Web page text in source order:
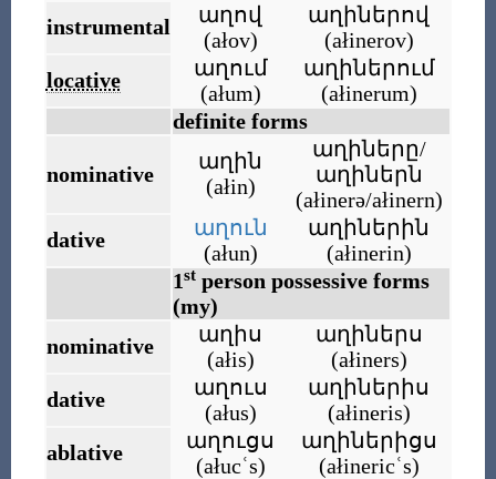
instrumental
աղով
(ałov)
աղիներով
(ałinerov)
locative
աղում
(ałum)
աղիներում
(ałinerum)
definite forms
nominative
աղին
(ałin)
աղիները/
աղիներն
(ałinerə/ałinern)
dative
աղուն
(ałun)
աղիներին
(ałinerin)
1stperson possessive forms
(my)
nominative
աղիս
(ałis)
աղիներս
(ałiners)
dative
աղուս
(ałus)
աղիներիս
(ałineris)
ablative
աղուցս
(ałucʿs)
աղիներիցս
(ałinericʿs)